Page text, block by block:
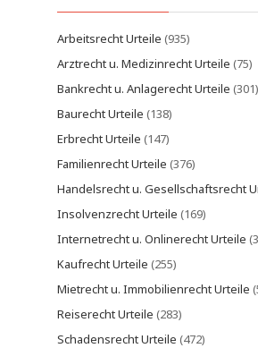
Arbeitsrecht Urteile (935)
Arztrecht u. Medizinrecht Urteile (75)
Bankrecht u. Anlagerecht Urteile (301)
Baurecht Urteile (138)
Erbrecht Urteile (147)
Familienrecht Urteile (376)
Handelsrecht u. Gesellschaftsrecht
Insolvenzrecht Urteile (169)
Internetrecht u. Onlinerecht Urteile
Kaufrecht Urteile (255)
Mietrecht u. Immobilienrecht Urteile
Reiserecht Urteile (283)
Schadensrecht Urteile (472)